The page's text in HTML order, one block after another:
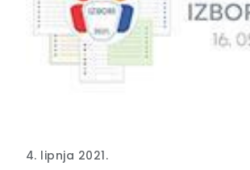
4. lipnja 2021.